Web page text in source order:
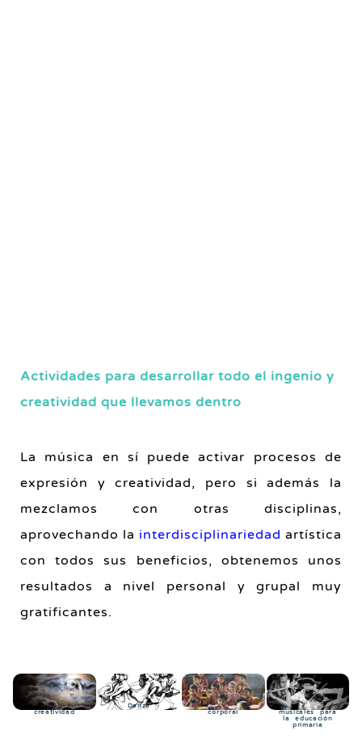
Actividades para desarrollar todo el ingenio y
creatividad que llevamos dentro
La música en sí puede activar procesos de
expresión y creatividad, pero si además la
mezclamos con otras disciplinas,
aprovechando la interdisciplinariedad artística
con todos sus beneficios, obtenemos unos
resultados a nivel personal y grupal muy
gratificantes.
Expresividad y
creatividad
Danza
Percusión
corporal
Instrumentos
musicales para
la educación
primaria